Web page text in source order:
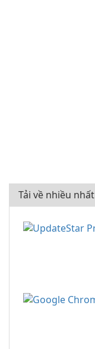
Tải về nhiều nhất